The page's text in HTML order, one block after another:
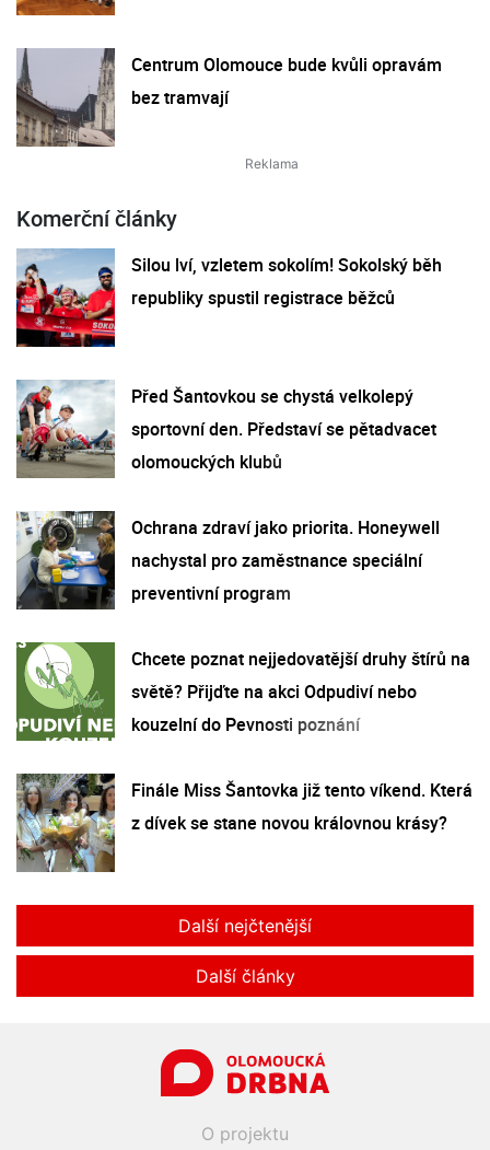
Centrum Olomouce bude kvůli opravám
bez tramvají
Komerční články
Silou lví, vzletem sokolím! Sokolský běh
republiky spustil registrace běžců
Před Šantovkou se chystá velkolepý
sportovní den. Představí se pětadvacet
olomouckých klubů
Ochrana zdraví jako priorita. Honeywell
nachystal pro zaměstnance speciální
preventivní program
Chcete poznat nejjedovatější druhy štírů na
světě? Přijďte na akci Odpudiví nebo
kouzelní do Pevnosti poznání
Finále Miss Šantovka již tento víkend. Která
z dívek se stane novou královnou krásy?
Další nejčtenější
Další články
O projektu